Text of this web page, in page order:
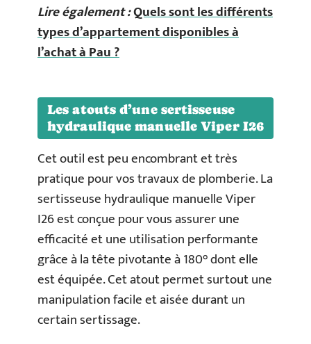
Lire également :Quels sont les différents
types d’appartement disponibles à
l’achat à Pau ?
Les atouts d’une sertisseuse
hydraulique manuelle Viper I26
Cet outil est peu encombrant et très
pratique pour vos travaux de plomberie. La
sertisseuse hydraulique manuelle Viper
I26 est conçue pour vous assurer une
efficacité et une utilisation performante
grâce à la tête pivotante à 180° dont elle
est équipée. Cet atout permet surtout une
manipulation facile et aisée durant un
certain sertissage.